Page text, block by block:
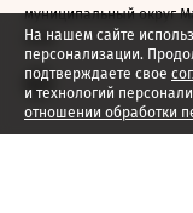
На нашем сайте
персонализации.
подтверждаете свое
и технологий
отношении обработки
муниципальный округ
2026